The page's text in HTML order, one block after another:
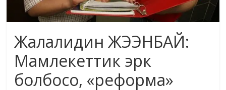
Жалалидин ЖЭЭНБАЙ:
Мамлекеттик эрк
болбосо, «реформа»